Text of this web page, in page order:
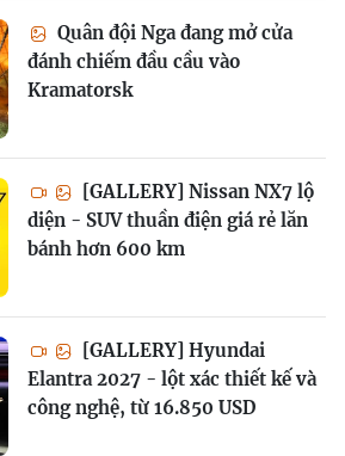
Quân đội Nga đang mở cửa
đánh chiếm đầu cầu vào
Kramatorsk
[GALLERY] Nissan NX7 lộ
diện - SUV thuần điện giá rẻ lăn
bánh hơn 600 km
[GALLERY] Hyundai
Elantra 2027 - lột xác thiết kế và
công nghệ, từ 16.850 USD